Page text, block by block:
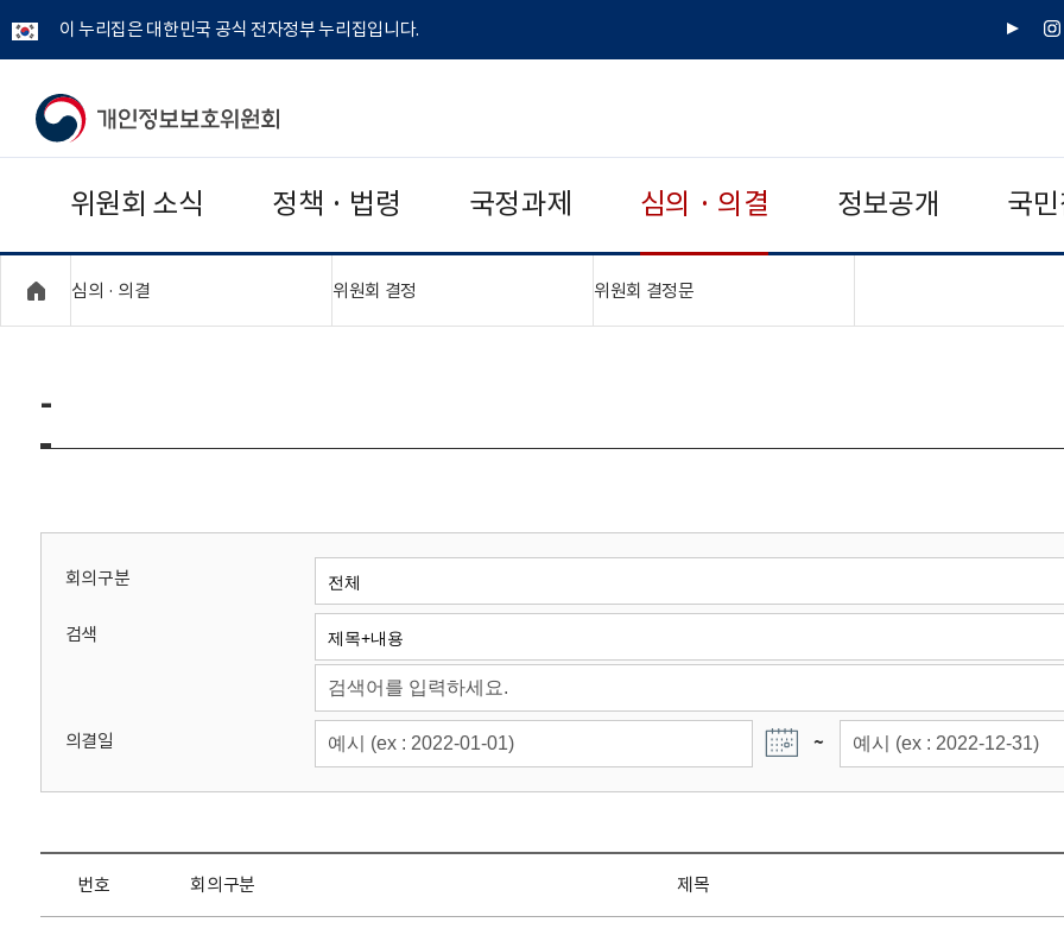
이 누리집은 대한민국 공식 전자정부 누리집입니다.
유
인
개
보
보
위
회
위원회 소식 정책 · 법령 국정과제 심의 · 의결 정보공개 국
심의 · 의결 위원회 결정 위원회 결정문"접기,펼치기"
-
회의구분
검색
의결일 ~
번호 회의구분 제목